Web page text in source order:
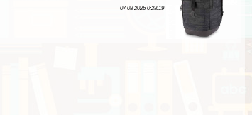
07 08 2026 0:28:19